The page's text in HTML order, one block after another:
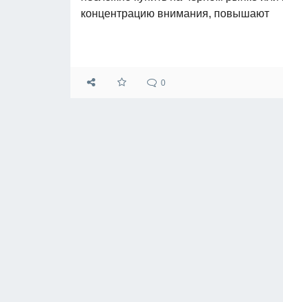
концентрацию внимания, повышают
0